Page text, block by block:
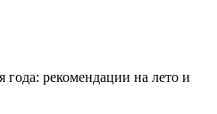
года: рекомендации на лето и